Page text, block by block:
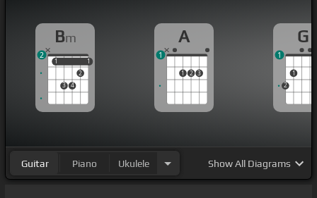
cama sin brillar,
sin brillar,
tu me
llamas, vamos
pa tu casa, nos quedamos [A]en
la cama sin brillar,
sin brillar, vuelvo a
contarle mi secreto a tu hermana, [G]
mientras
positos mostrando todos tus[Bm]
llegue despertamos la cama, baby hoy no vamos a
Bm
1
3 4
2
1
1 1
2
A
1 2 3
1
G
2
1
1
Guitar Piano Ukulele ShowAll Diagrams